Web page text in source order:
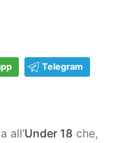
Telegram
all’Under 18 che,